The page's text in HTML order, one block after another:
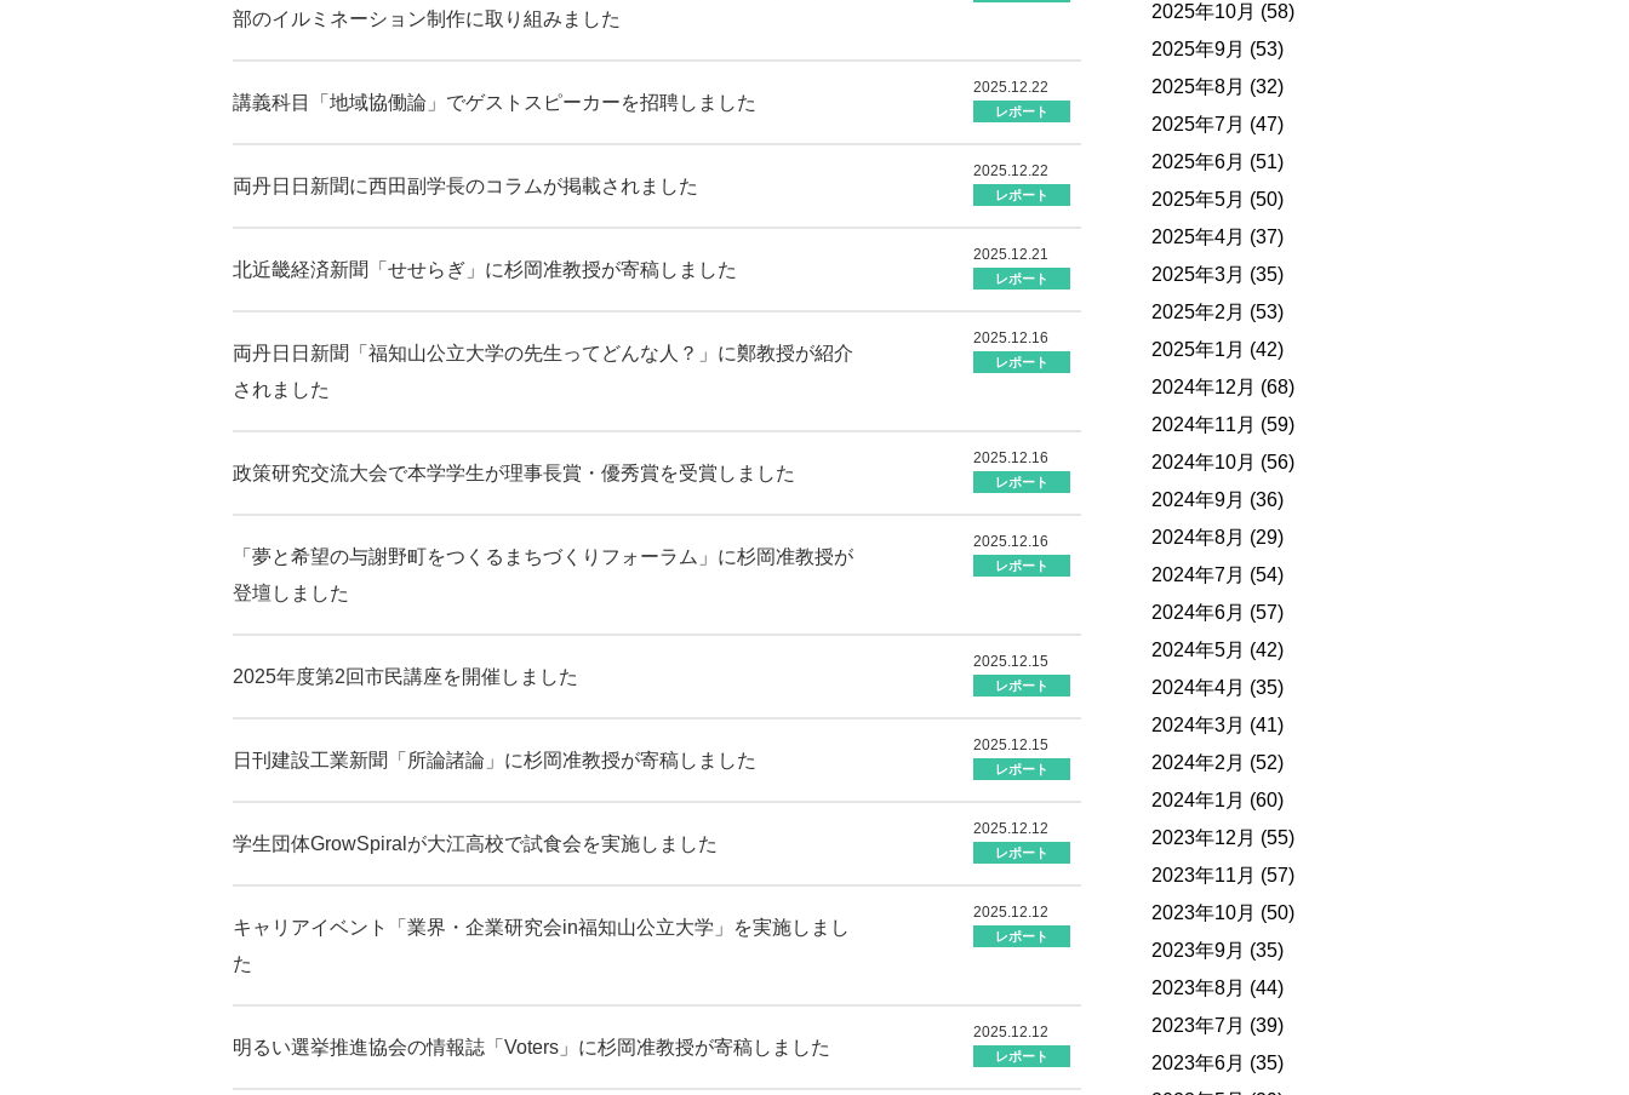
部のイルミネーション制作に取り組みました
講義科目「地域協働論」でゲストスピーカーを招聘しました
2025.12.22
レポート
両丹日日新聞に西田副学長のコラムが掲載されました
2025.12.22
レポート
北近畿経済新聞「せせらぎ」に杉岡准教授が寄稿しました
2025.12.21
レポート
両丹日日新聞「福知山公立大学の先生ってどんな人？」に鄭教授が紹介
されました
2025.12.16
レポート
政策研究交流大会で本学学生が理事長賞・優秀賞を受賞しました
2025.12.16
レポート
「夢と希望の与謝野町をつくるまちづくりフォーラム」に杉岡准教授が
登壇しました
2025.12.16
レポート
2025年度第2回市民講座を開催しました
2025.12.15
レポート
日刊建設工業新聞「所論諸論」に杉岡准教授が寄稿しました
2025.12.15
レポート
学生団体GrowSpiralが大江高校で試食会を実施しました
2025.12.12
レポート
キャリアイベント「業界・企業研究会in福知山公立大学」を実施しまし
た
2025.12.12
レポート
明るい選挙推進協会の情報誌「Voters」に杉岡准教授が寄稿しました
2025.12.12
レポート
2025年10月 (58)
2025年9月 (53)
2025年8月 (32)
2025年7月 (47)
2025年6月 (51)
2025年5月 (50)
2025年4月 (37)
2025年3月 (35)
2025年2月 (53)
2025年1月 (42)
2024年12月 (68)
2024年11月 (59)
2024年10月 (56)
2024年9月 (36)
2024年8月 (29)
2024年7月 (54)
2024年6月 (57)
2024年5月 (42)
2024年4月 (35)
2024年3月 (41)
2024年2月 (52)
2024年1月 (60)
2023年12月 (55)
2023年11月 (57)
2023年10月 (50)
2023年9月 (35)
2023年8月 (44)
2023年7月 (39)
2023年6月 (35)